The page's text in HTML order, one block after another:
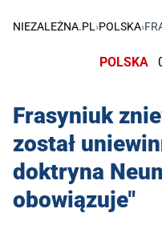
NIEZALEŻNA.PL ›POLSKA›
POLSKA
Frasyniuk
został
doktryna
obowiązuje"